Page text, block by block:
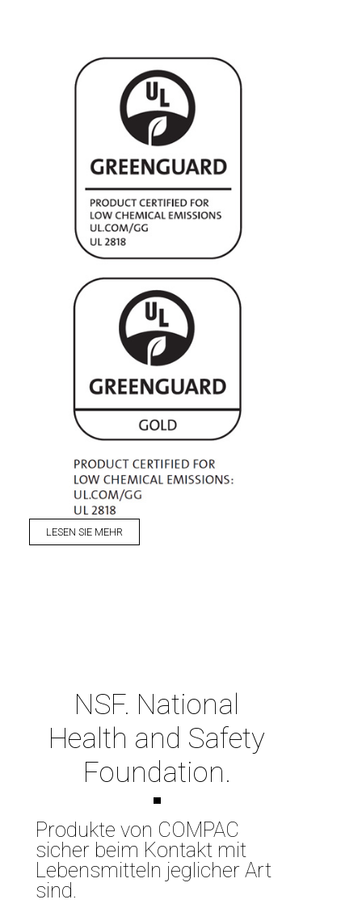
LESEN SIE MEHR
NSF. National
Health and Safety
Foundation.
Produkte von COMPAC
sicher beim Kontakt mit
Lebensmitteln jeglicher Art
sind.